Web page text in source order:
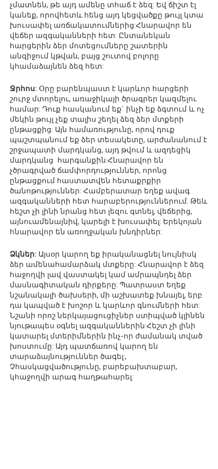
չմատնեն, թե այդ ամենը տհաճ է ձեզ: Եվ ճիշտ էլ
կանեք, որովհետև հենց այդ կեցվածքը թույլ կտա
խուսափել առճակատումներից:Հնարավոր են
վեճեր ազգականների հետ: Ընտանեկան
հարցերին ձեր մոտեցումները շատերին
անզիջում կթվան, բայց շուտով բոլորը
կհամաձայնեն ձեզ հետ:
Ջրհոս: Օրը բարենպաստ է կարևոր հարցերի
շուրջ մտորելու, առաջիկայի ծրագրեր կազմելու
համար: Դուք հասկանում եք` ինչի եք ձգտում և ոչ
մեկին թույլ չեք տալիս շեղել ձեզ ձեր մտքերի
ընթացքից: Այն համառությունը, որով դուք
պաշտպանում եք ձեր տեսակետը, արժանանում է
շրջապատի մարդկանց, այդ թվում և ազդեցիկ
մարդկանց հարգանքին:Հնարավոր են
չծրագրված ճամփորդություններ, որոնց
ընթացքում հաստատվեն հետաքրքիր
ծանոթություններ: Համբերատար եղեք ավագ
ազգականների հետ հարաբերություններում: Թեև
հեշտ չի լինի նրանց հետ լեզու գտնել, վեճերից,
այնուամենայնիվ, կարելի է խուսափել: Երեկոյան
հնարավոր են առողջական խնդիրներ:
Ձկներ: Այսօր կարող եք իրականացնել նույնիսկ
ձեր ամենահամարձակ մտքերը: Հնարավոր է ձեզ
հաջողվի լավ վաստակել կամ ամրապնդել ձեր
մասնագիտական դիրքերը: Պատրաստ եղեք
նշանակալի ծախսերի, մի աշխատեք խնայել, երբ
դա կապված է խոշոր և կարևոր գնումների հետ:
Նշանի որոշ ներկայացուցիչներ ստիպված կլինեն
նյութապես օգնել ազգականներին:Հեշտ չի լինի
կատարել մտերիմներին ինչ-որ ժամանակ տված
խոստումը: Այդ պատճառով կարող են
տարաձայնություններ ծագել:,
Չհասկացվածությունը, բարեբախտաբար,
կհաջողվի արագ հաղթահարել: